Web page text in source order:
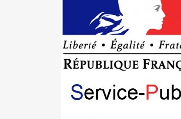
Programmes
Infos Pratiques
Modalités D’inscription
Séjours